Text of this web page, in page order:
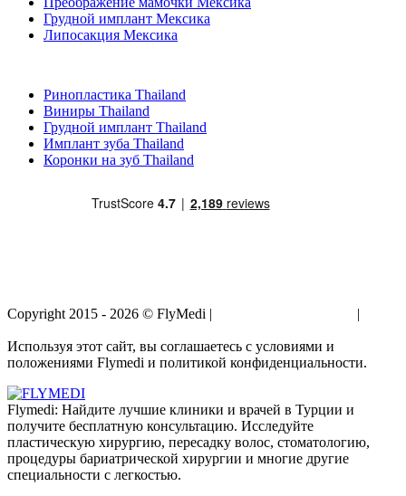
Грудной имплант Мексика
Липосакция Мексика
Ринопластика Thailand
Виниры Thailand
Грудной имплант Thailand
Имплант зуба Thailand
Коронки на зуб Thailand
Copyright 2015 - 2026 © FlyMedi |
|
Используя этот сайт, вы соглашаетесь с условиями и
положениями Flymedi и политикой конфиденциальности.
Flymedi: Найдите лучшие клиники и врачей в Турции и
получите бесплатную консультацию. Исследуйте
пластическую хирургию, пересадку волос, стоматологию,
процедуры бариатрической хирургии и многие другие
специальности с легкостью.